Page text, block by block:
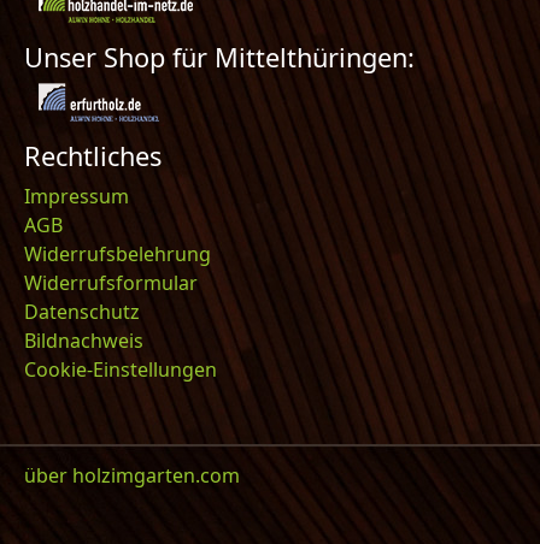
Unser Shop für Mittelthüringen:
Rechtliches
Impressum
AGB
Widerrufsbelehrung
Widerrufsformular
Datenschutz
Bildnachweis
Cookie-Einstellungen
über holzimgarten.com